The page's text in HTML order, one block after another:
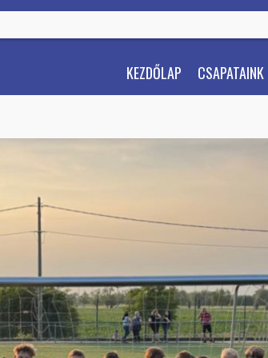
KEZDŐLAP CSAPATAINK